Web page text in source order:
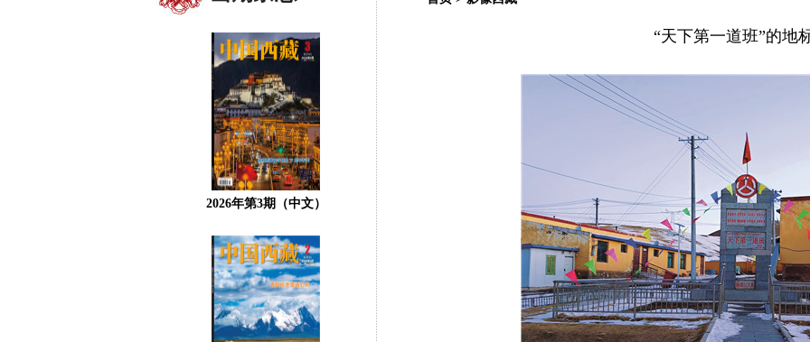
2026年第3期（中文）
“天下第一道班”的地